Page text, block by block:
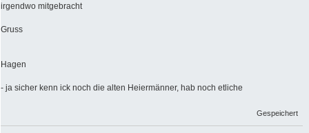
irgendwo mitgebracht
Gruss
Hagen
- ja sicher kenn ick noch die alten Heiermänner, hab noch etliche
Gespeichert